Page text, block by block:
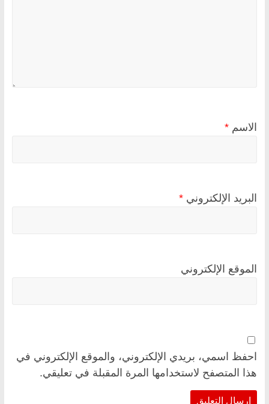
الاسم *
البريد الإلكتروني *
الموقع الإلكتروني
احفظ اسمي، بريدي الإلكتروني، والموقع الإلكتروني في
هذا المتصفح لاستخدامها المرة المقبلة في تعليقي.